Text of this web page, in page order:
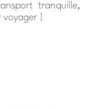
tranquille,
voyager !